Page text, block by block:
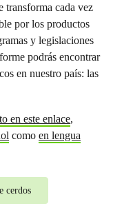
transforma cada vez
por los productos
y legislaciones
podrás encontrar
en nuestro país: las
en este enlace,
como en lengua
cerdos